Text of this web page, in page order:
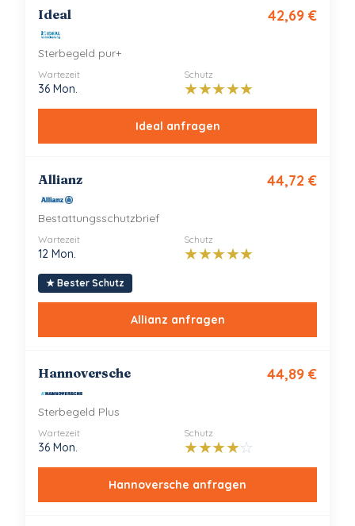
Ideal
Sterbegeld pur+
42,69 €
Wartezeit
36 Mon.
Schutz
★★★★★
Ideal anfragen
Allianz
Bestattungsschutzbrief
44,72 €
Wartezeit
12 Mon.
Schutz
★★★★★
★ Bester Schutz
Allianz anfragen
Hannoversche
Sterbegeld Plus
44,89 €
Wartezeit
36 Mon.
Schutz
★★★★☆
Hannoversche anfragen